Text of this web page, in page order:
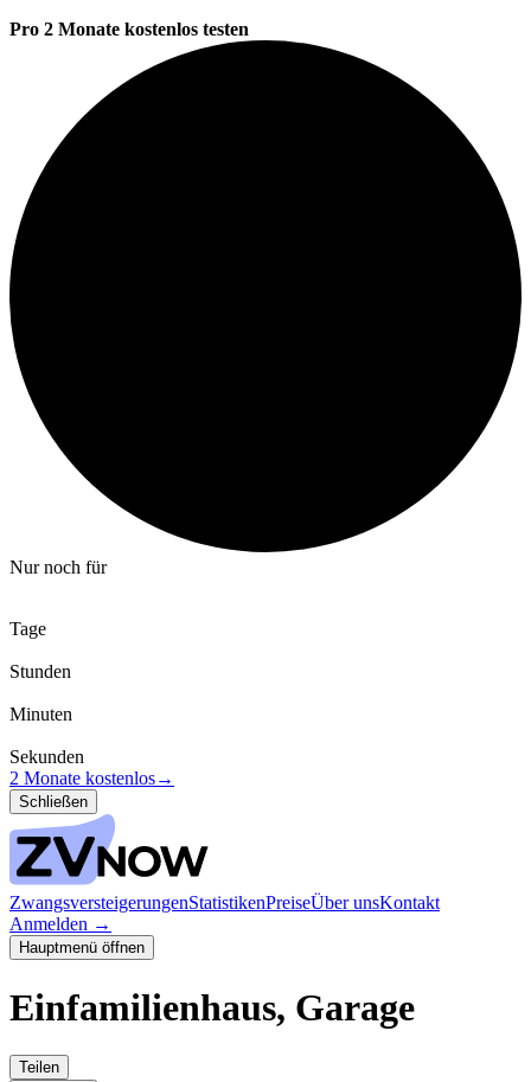
Pro 2 Monate kostenlos testen
Nur noch für
Tage
Stunden
Minuten
Sekunden
2 Monate kostenlos→
Schließen
ZwangsversteigerungenStatistikenPreiseÜber unsKontakt
Anmelden →
Hauptmenü öffnen
Einfamilienhaus, Garage
Teilen